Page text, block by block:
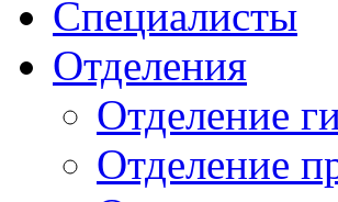
Специалисты
Отделения
Отделение
Отделение